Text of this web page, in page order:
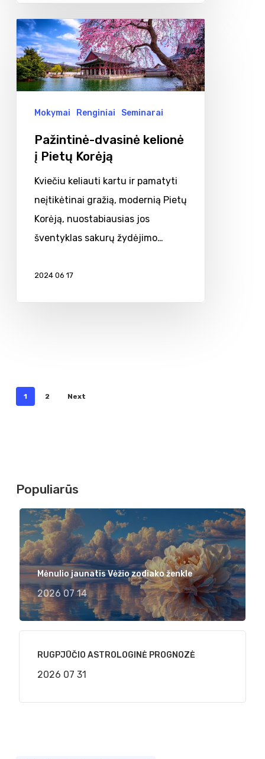
Pažintinė-
dvasinė
kelionė
į
Mokymai Renginiai Seminarai
Pažintinė-dvasinė kelionė
į Pietų Korėją
Kviečiu keliauti kartu ir pamatyti
neįtikėtinai gražią, modernią Pietų
Korėją, nuostabiausias jos
šventyklas sakurų žydėjimo…
2024 06 17
1 2 Next
Populiarūs
Mėnulio jaunatis Vėžio zodiako ženkle
2026 07 14
RUGPJŪČIO ASTROLOGINĖ PROGNOZĖ
2026 07 31